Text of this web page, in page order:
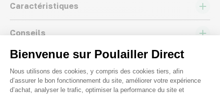
Bienvenue sur Poulailler Direct
Plateforme de Gestion du
Nous utilisons des cookies, y compris des cookies tiers, afin
d’assurer le bon fonctionnement du site, améliorer votre expérience
d’achat, analyser le trafic, optimiser la performance du site et
Caractéristiques
Conseils